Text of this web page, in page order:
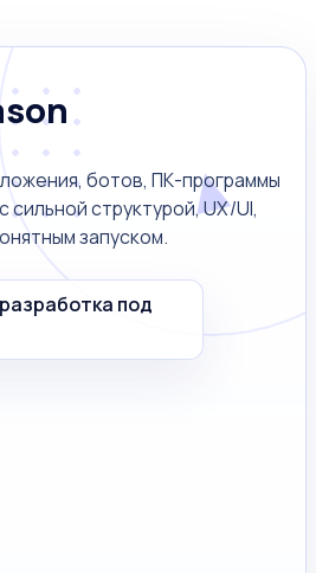
ботов, ПК-программы
структурой, UX/UI,
запуском.
под